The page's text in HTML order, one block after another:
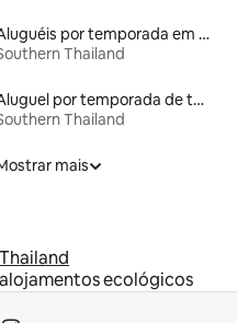
Aluguéis por temporada em albergue
Thailand
Aluguel por temporada de townhouses
Thailand
mais
ecológicos